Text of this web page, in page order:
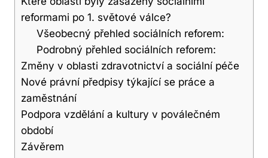
reformami po 1. světové válce?
Všeobecný přehled sociálních reforem:
Podrobný přehled sociálních reforem:
Změny v oblasti zdravotnictví a sociální péče
Nové právní předpisy týkající se práce a
zaměstnání
Podpora vzdělání a kultury v poválečném
období
Závěrem